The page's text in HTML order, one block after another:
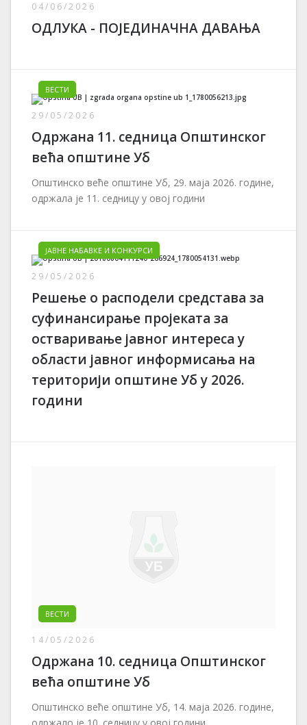
04/06/2026
ОДЛУКА - ПОЈЕДИНАЧНА ДАВАЊА
ВЕСТИ
29/05/2026
Одржана 11. седница Општинског
већа општине Уб
Општинско веће општине Уб, 29. маја 2026. године,
одржала је 11. седницу у овој години
ЈАВНЕ НАБАВКЕ И КОНКУРСИ
29/05/2026
Решење о расподели средстава за
суфинансирање пројеката за
остваривање јавног интереса у
области јавног информисања на
територији општине Уб у 2026.
години
ВЕСТИ
14/05/2026
Одржана 10. седница Општинског
већа општине Уб
Општинско веће општине Уб, 14. маја 2026. године,